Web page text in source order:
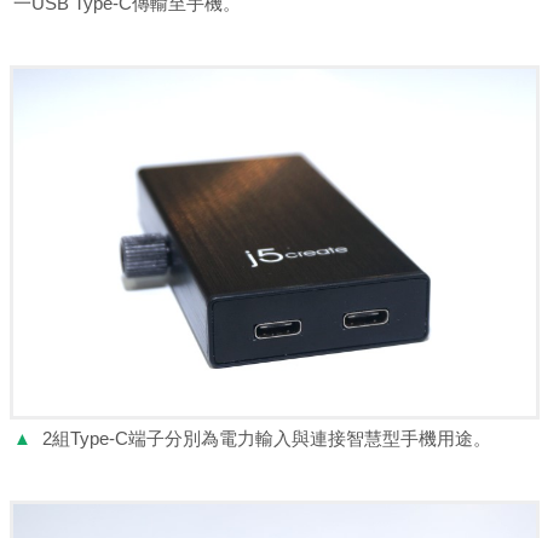
▲ 2組Type-C端子分別為電力輸入與連接智慧型手機用途。